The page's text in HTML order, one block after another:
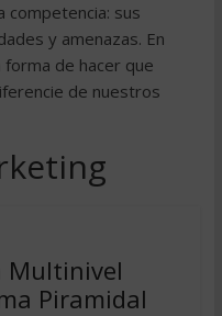
competencia: sus
y amenazas. En
de hacer que
de nuestros
Multinivel
Piramidal